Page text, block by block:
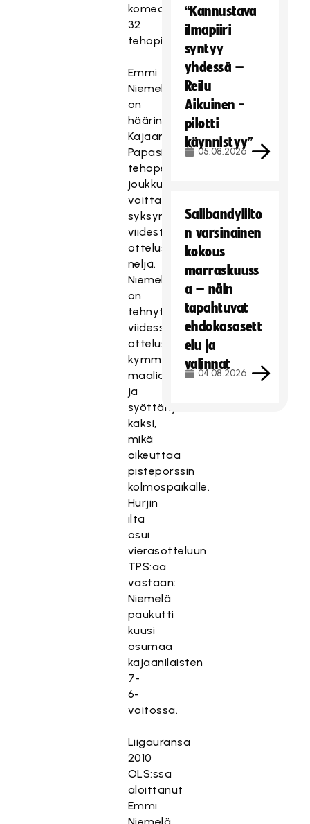
komeat
32
tehopistettä.
Emmi
Niemelä
on
häärinyt
Kajaani
Papasin
tehopelaajana
joukkueen
voittaessa
syksyn
viidestä
ottelustaan
neljä.
Niemelä
on
tehnyt
viidessä
ottelussaan
kymmenen
maalia
ja
syöttänyt
kaksi,
mikä
oikeuttaa
pistepörssin
kolmospaikalle.
Hurjin
ilta
osui
vierasotteluun
TPS:aa
vastaan:
Niemelä
paukutti
kuusi
osumaa
kajaanilaisten
7-
6-
voitossa.
Liigauransa
2010
OLS:ssa
aloittanut
Emmi
“Kannustava
ilmapiiri
syntyy
yhdessä –
Reilu
Aikuinen -
pilotti
käynnistyy”
05.08.2026
Salibandyliito
n varsinainen
kokous
marraskuuss
a – näin
tapahtuvat
ehdokasasett
elu ja
valinnat
04.08.2026